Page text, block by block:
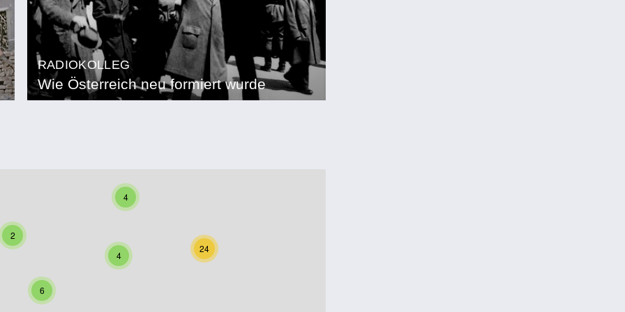
RADIOKOLLEG
Wie Österreich neu formiert wurde
4
2
4
24
6